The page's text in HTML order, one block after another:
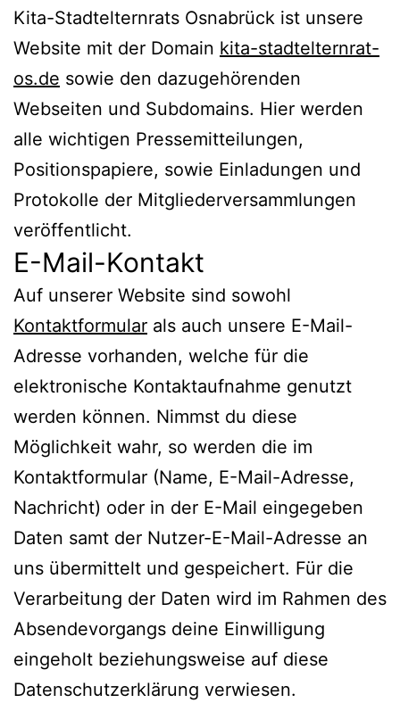
Kita-Stadtelternrats Osnabrück ist unsere
Website mit der Domain kita-stadtelternrat-
os.de sowie den dazugehörenden
Webseiten und Subdomains. Hier werden
alle wichtigen Pressemitteilungen,
Positionspapiere, sowie Einladungen und
Protokolle der Mitgliederversammlungen
veröffentlicht.
E-Mail-Kontakt
Auf unserer Website sind sowohl
Kontaktformular als auch unsere E-Mail-
Adresse vorhanden, welche für die
elektronische Kontaktaufnahme genutzt
werden können. Nimmst du diese
Möglichkeit wahr, so werden die im
Kontaktformular (Name, E-Mail-Adresse,
Nachricht) oder in der E-Mail eingegeben
Daten samt der Nutzer-E-Mail-Adresse an
uns übermittelt und gespeichert. Für die
Verarbeitung der Daten wird im Rahmen des
Absendevorgangs deine Einwilligung
eingeholt beziehungsweise auf diese
Datenschutzerklärung verwiesen.